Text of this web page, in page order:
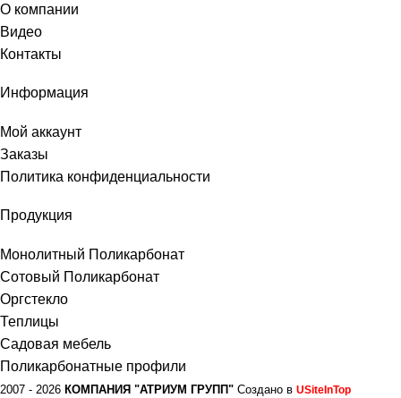
О компании
Видео
Контакты
Информация
Мой аккаунт
Заказы
Политика конфиденциальности
Продукция
Монолитный Поликарбонат
Сотовый Поликарбонат
Оргстекло
Теплицы
Садовая мебель
Поликарбонатные профили
2007 - 2026 КОМПАНИЯ "АТРИУМ ГРУПП" Создано в USiteInTop